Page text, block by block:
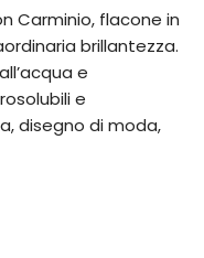
Carminio, flacone in
brillantezza.
e
e
disegno di moda,